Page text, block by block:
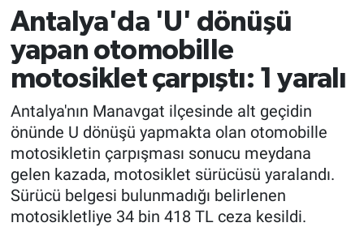
Antalya'da 'U' dönüşü
yapan otomobille
motosiklet çarpıştı: 1 yaralı
Antalya'nın Manavgat ilçesinde alt geçidin
önünde U dönüşü yapmakta olan otomobille
motosikletin çarpışması sonucu meydana
gelen kazada, motosiklet sürücüsü yaralandı.
Sürücü belgesi bulunmadığı belirlenen
motosikletliye 34 bin 418 TL ceza kesildi.